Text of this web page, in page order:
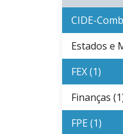
CIDE-
Estados e
FEX (1)
Finanças
FPE (1)